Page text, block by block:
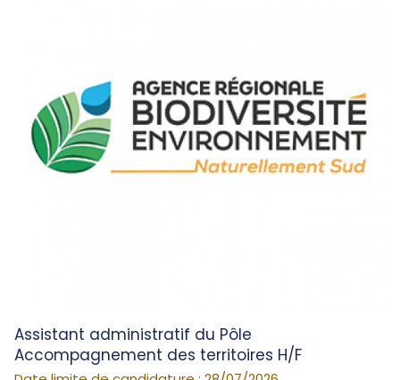
Assistant administratif du Pôle
Accompagnement des territoires H/F